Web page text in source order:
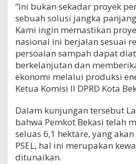
“Ini bukan sekadar proyek
sebuah solusi jangka
Kami ingin memastikan
nasional ini berjalan sesuai
persoalan sampah dapat
berkelanjutan dan
ekonomi melalui produksi
Ketua Komisi II DPRD Kota
Dalam kunjungan tersebut
bahwa Pemkot Bekasi telah
seluas 6,1 hektare, yang
PSEL, hal ini merupakan
ditunaikan.